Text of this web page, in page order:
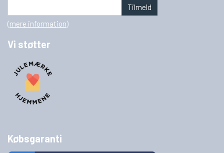
Tilmeld
(mere information)
Vi støtter
Købsgaranti